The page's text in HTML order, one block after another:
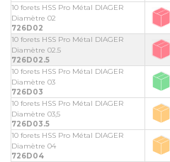
10 forets HSS Pro Métal DIAGER
Diamètre 02
726D02
10 forets HSS Pro Métal DIAGER
Diamètre 02.5
726D02.5
10 forets HSS Pro Métal DIAGER
Diamètre 03
726D03
10 forets HSS Pro Métal DIAGER
Diamètre 03,5
726D03.5
10 forets HSS Pro Métal DIAGER
Diamètre 04
726D04